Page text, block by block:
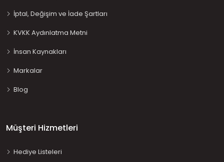
İptal, Değişim ve İade Şartları
KVKK Aydınlatma Metni
İnsan Kaynakları
Markalar
Blog
Müşteri Hizmetleri
Hediye Listeleri